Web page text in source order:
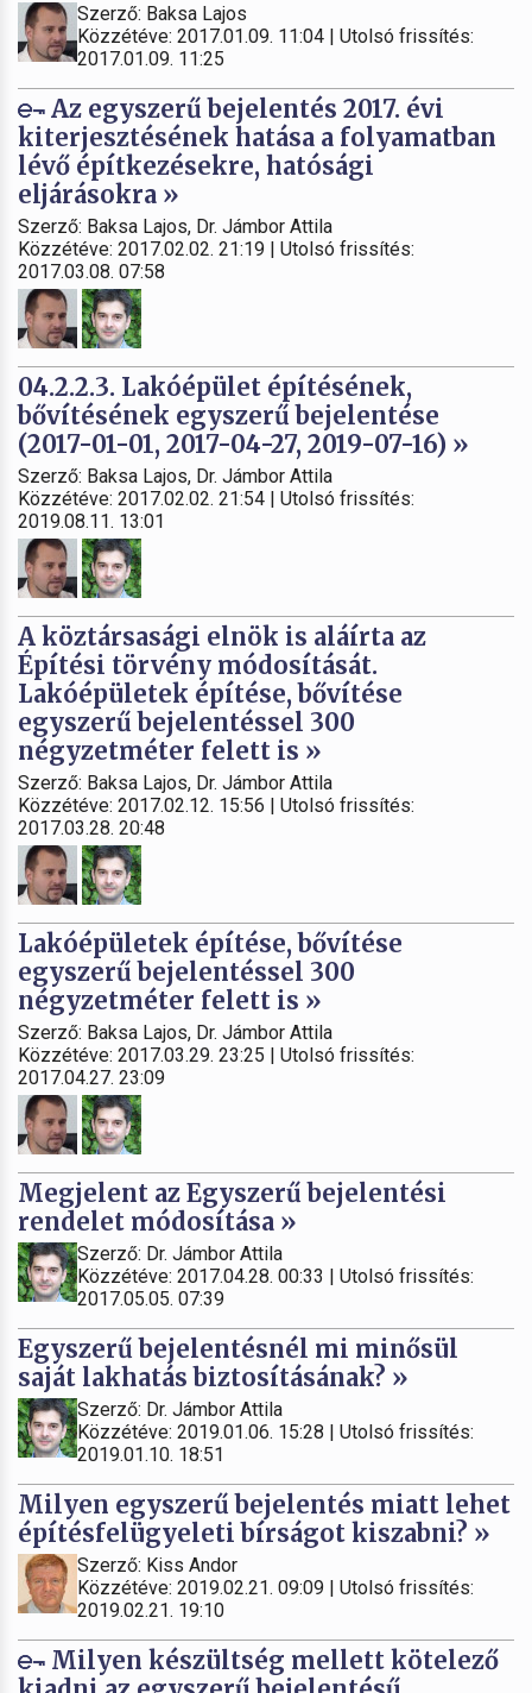
Szerző: Baksa Lajos
Közzétéve: 2017.01.09. 11:04 | Utolsó frissítés:
2017.01.09. 11:25
Az egyszerű bejelentés 2017. évi
kiterjesztésének hatása a folyamatban
lévő építkezésekre, hatósági
eljárásokra »
Szerző: Baksa Lajos, Dr. Jámbor Attila
Közzétéve: 2017.02.02. 21:19 | Utolsó frissítés:
2017.03.08. 07:58
04.2.2.3. Lakóépület építésének,
bővítésének egyszerű bejelentése
(2017-01-01, 2017-04-27, 2019-07-16) »
Szerző: Baksa Lajos, Dr. Jámbor Attila
Közzétéve: 2017.02.02. 21:54 | Utolsó frissítés:
2019.08.11. 13:01
A köztársasági elnök is aláírta az
Építési törvény módosítását.
Lakóépületek építése, bővítése
egyszerű bejelentéssel 300
négyzetméter felett is »
Szerző: Baksa Lajos, Dr. Jámbor Attila
Közzétéve: 2017.02.12. 15:56 | Utolsó frissítés:
2017.03.28. 20:48
Lakóépületek építése, bővítése
egyszerű bejelentéssel 300
négyzetméter felett is »
Szerző: Baksa Lajos, Dr. Jámbor Attila
Közzétéve: 2017.03.29. 23:25 | Utolsó frissítés:
2017.04.27. 23:09
Megjelent az Egyszerű bejelentési
rendelet módosítása »
Szerző: Dr. Jámbor Attila
Közzétéve: 2017.04.28. 00:33 | Utolsó frissítés:
2017.05.05. 07:39
Egyszerű bejelentésnél mi minősül
saját lakhatás biztosításának? »
Szerző: Dr. Jámbor Attila
Közzétéve: 2019.01.06. 15:28 | Utolsó frissítés:
2019.01.10. 18:51
Milyen egyszerű bejelentés miatt lehet
építésfelügyeleti bírságot kiszabni? »
Szerző: Kiss Andor
Közzétéve: 2019.02.21. 09:09 | Utolsó frissítés:
2019.02.21. 19:10
Milyen készültség mellett kötelező